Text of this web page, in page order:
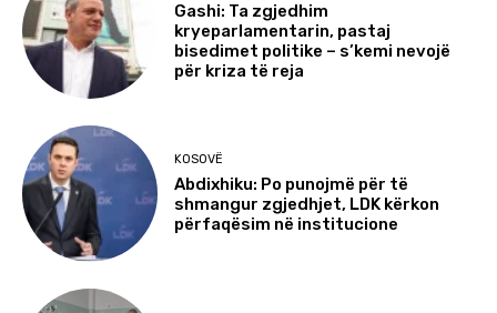
Gashi: Ta zgjedhim
kryeparlamentarin, pastaj
bisedimet politike – s’kemi nevojë
për kriza të reja
KOSOVË
Abdixhiku: Po punojmë për të
shmangur zgjedhjet, LDK kërkon
përfaqësim në institucione